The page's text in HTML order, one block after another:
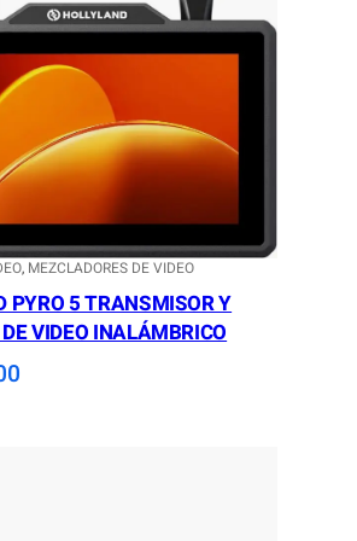
, MEZCLADORES DE VIDEO
PYRO 5 TRANSMISOR Y
VIDEO INALÁMBRICO